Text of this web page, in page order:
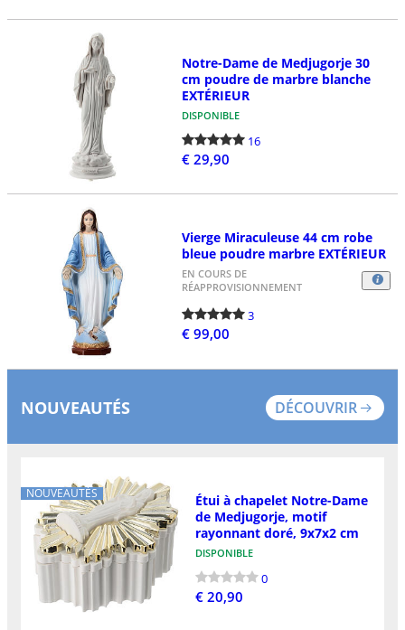
Notre-Dame de Medjugorje 30
cm poudre de marbre blanche
EXTÉRIEUR
DISPONIBLE
16
€ 29,90
Vierge Miraculeuse 44 cm robe
bleue poudre marbre EXTÉRIEUR
EN COURS DE
RÉAPPROVISIONNEMENT
3
€ 99,00
NOUVEAUTÉS DÉCOUVRIR
NOUVEAUTÉS
Étui à chapelet Notre-Dame
de Medjugorje, motif
rayonnant doré, 9x7x2 cm
DISPONIBLE
0
€ 20,90